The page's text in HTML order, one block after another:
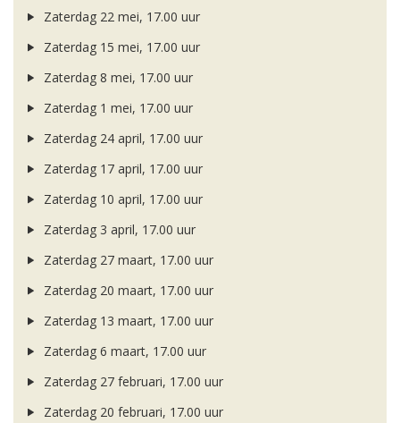
Zaterdag 22 mei, 17.00 uur
Zaterdag 15 mei, 17.00 uur
Zaterdag 8 mei, 17.00 uur
Zaterdag 1 mei, 17.00 uur
Zaterdag 24 april, 17.00 uur
Zaterdag 17 april, 17.00 uur
Zaterdag 10 april, 17.00 uur
Zaterdag 3 april, 17.00 uur
Zaterdag 27 maart, 17.00 uur
Zaterdag 20 maart, 17.00 uur
Zaterdag 13 maart, 17.00 uur
Zaterdag 6 maart, 17.00 uur
Zaterdag 27 februari, 17.00 uur
Zaterdag 20 februari, 17.00 uur